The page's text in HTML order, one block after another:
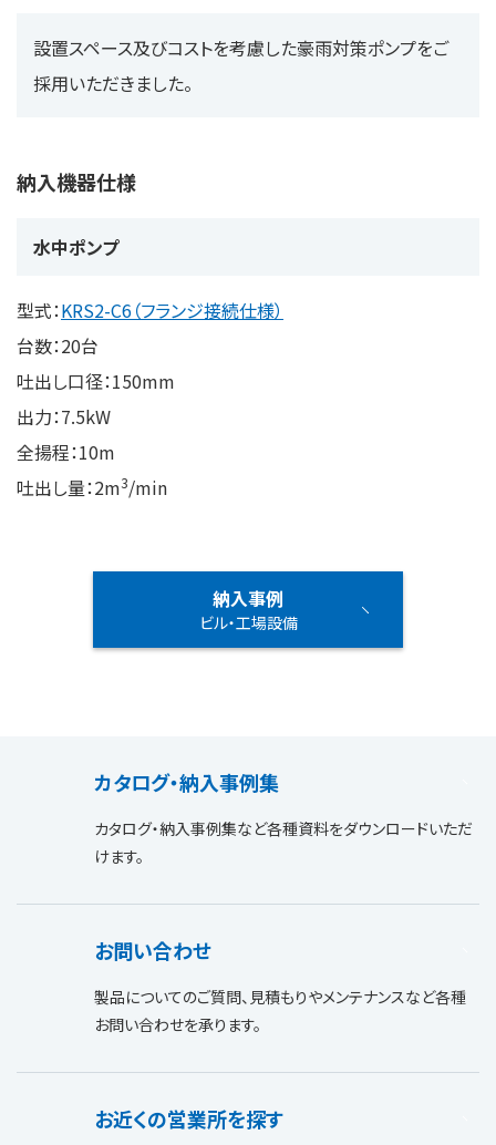
設置スペース及びコストを考慮した豪雨対策ポンプをご
採用いただきました。
納入機器仕様
水中ポンプ
型式：KRS2-C6（フランジ接続仕様）
台数：20台
吐出し口径：150mm
出力：7.5kW
全揚程：10m
吐出し量：2m3/min
納入事例
ビル・工場設備
カタログ・納入事例集
カタログ・納入事例集など各種資料をダウンロードいただ
けます。
お問い合わせ
製品についてのご質問、見積もりやメンテナンスなど各種
お問い合わせを承ります。
お近くの営業所を探す